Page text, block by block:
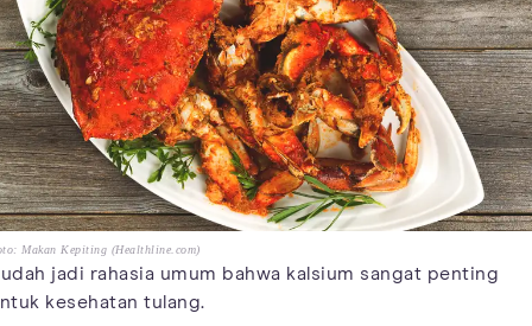
Makan Kepiting (Healthline.com)
jadi rahasia umum bahwa kalsium sangat penting
kesehatan tulang.